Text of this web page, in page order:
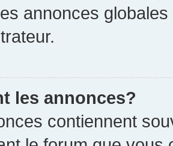
annonces
les annonces?
contiennent